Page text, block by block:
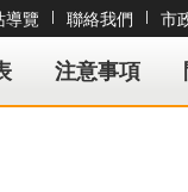
內容
導覽 | 聯絡我們 | 市
注意事項